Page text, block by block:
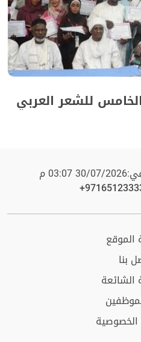
للشعر العربي
30/07/2026 03:07 م
الموقع
بنا
الشائعة